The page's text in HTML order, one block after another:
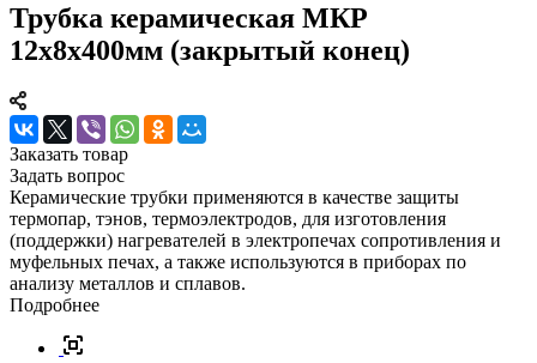
Трубка керамическая МКР
12х8х400мм (закрытый конец)
Заказать товар
Задать вопрос
Керамические трубки применяются в качестве защиты
термопар, тэнов, термоэлектродов, для изготовления
(поддержки) нагревателей в электропечах сопротивления и
муфельных печах, а также используются в приборах по
анализу металлов и сплавов.
Подробнее